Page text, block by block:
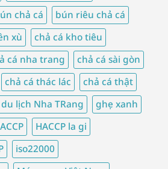
chả cá
bún riêu chả cá
xù
chả cá kho tiêu
cá nha trang
chả cá sài gòn
chả cá thác lác
chả cá thật
du lịch Nha TRang
ghẹ xanh
HACCP la gi
iso22000